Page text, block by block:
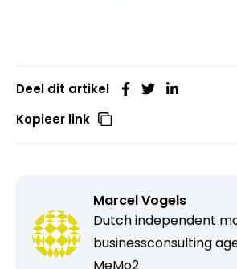
Deel dit artikel
Kopieer link
Marcel Vogels
Dutch independent
businessconsulting